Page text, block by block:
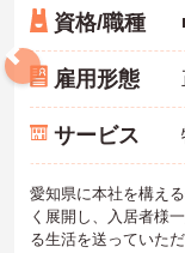
資格/職種
雇用形態
サービス
愛知県に本社を構え
く展開し、入居者様
る生活を送っていた